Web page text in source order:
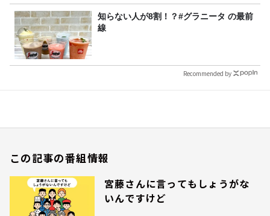
知らない人が8割！？#グラニータ の最前
線
Recommended by
この記事の番組情報
宮藤さんに言ってもしょうがな
いんですけど